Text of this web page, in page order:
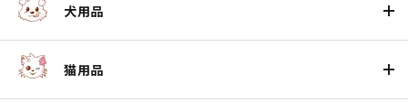
犬用品
猫用品